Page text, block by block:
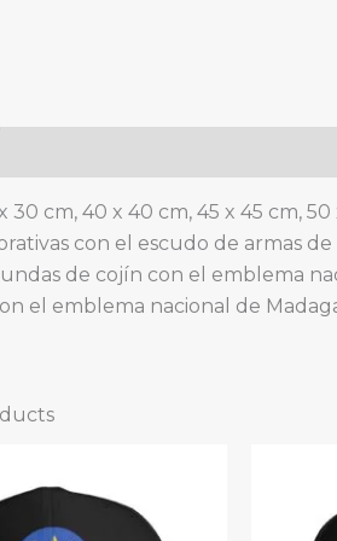
30 cm, 40 x 40 cm, 45 x 45 cm,
con el escudo de armas
de cojín con el emblema
el emblema nacional de